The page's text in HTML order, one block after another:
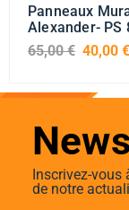
Panneaux
Alexander- PS
65,00€ 40,00 €
Inscrivez-
de notre